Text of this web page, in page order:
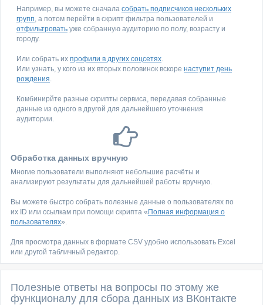
Например, вы можете сначала собрать подписчиков нескольких
групп, а потом перейти в скрипт фильтра пользователей и
отфильтровать уже собранную аудиторию по полу, возрасту и
городу.
Или собрать их профили в других соцсетях.
Или узнать, у кого из их вторых половинок вскоре наступит день
рождения.
Комбинирйте разные скрипты сервиса, передавая собранные
данные из одного в другой для дальнейшего уточнения
аудитории.
Обработка данных вручную
Многие пользователи выполняют небольшие расчёты и
анализируют результаты для дальнейшей работы вручную.
Вы можете быстро собрать полезные данные о пользователях по
их ID или ссылкам при помощи скрипта « Полная информация о
пользователях».
Для просмотра данных в формате CSV удобно использовать Excel
или другой табличный редактор.
Полезные ответы на вопросы по этому же
функционалу для сбора данных из ВКонтакте